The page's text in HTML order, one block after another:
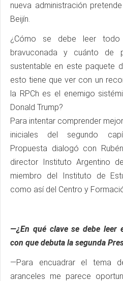
nueva administración
Beijín.
¿Cómo se debe leer
bravuconada y cuánto de
sustentable en este paquete
esto tiene que ver con un
la RPCh es el enemigo
Donald Trump?
Para intentar comprender
iniciales del segundo
Propuesta dialogó con
director Instituto Argentino
miembro del Instituto de
como así del Centro y
—¿En qué clave se debe leer
con que debuta la segunda
—Para encuadrar el tema
aranceles me parece